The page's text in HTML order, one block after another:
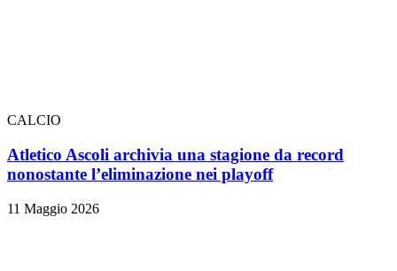
CALCIO
Atletico Ascoli archivia una stagione da record
nonostante l’eliminazione nei playoff
11 Maggio 2026